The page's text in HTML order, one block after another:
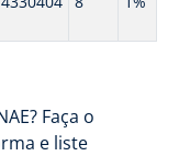
Faça o
e liste